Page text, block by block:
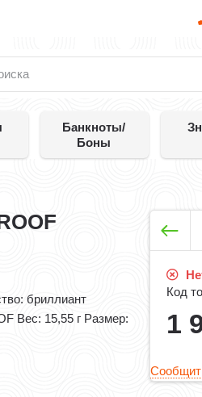
Банкноты/
Боны
бриллиант
Вес: 15,55 г Размер:
Код
1